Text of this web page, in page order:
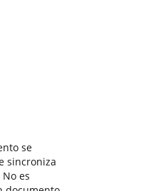
se
sincroniza
es